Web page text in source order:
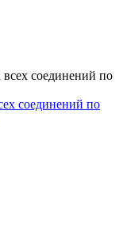
соединений по